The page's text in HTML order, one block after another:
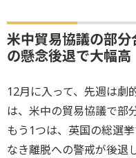
米中貿易協議の部
の懸念後退で大幅高
12月に入って、先週は劇
は、米中の貿易協議で部
もう1つは、英国の総選
なき離脱への警戒が後退